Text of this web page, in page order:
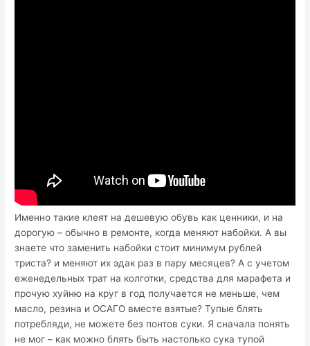
Именно такие клеят на дешевую обувь как ценники, и на
дорогую – обычно в ремонте, когда меняют набойки. А вы
знаете что заменить набойки стоит минимум рублей
триста? и меняют их эдак раз в пару месяцев? А с учетом
еженедельных трат на колготки, средства для марафета и
прочую хуйню на круг в год получается не меньше, чем
масло, резина и ОСАГО вместе взятые? Тупые блять
потребляди, не можете без понтов суки. Я сначала понять
не мог – как можно блять быть настолько сука тупой